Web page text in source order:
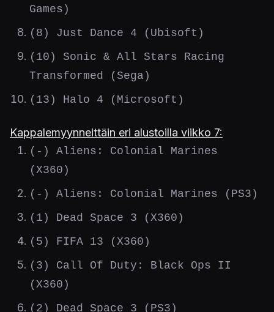
Games)
(8) Just Dance 4 (Ubisoft)
(10) Sonic & All Stars Racing
Transformed (Sega)
(13) Halo 4 (Microsoft)
Kappalemyynneittäin eri alustoilla viikko 7:
(-) Aliens: Colonial Marines
(X360)
(-) Aliens: Colonial Marines (PS3)
(1) Dead Space 3 (X360)
(5) FIFA 13 (X360)
(3) Call Of Duty: Black Ops II
(X360)
(2) Dead Space 3 (PS3)